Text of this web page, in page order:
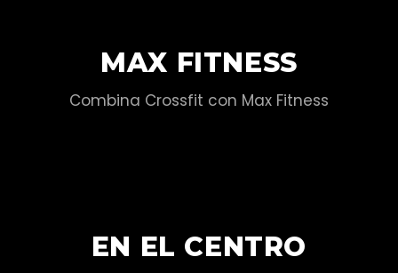
MAX FITNESS
Combina Crossfit con Max Fitness
EN EL CENTRO